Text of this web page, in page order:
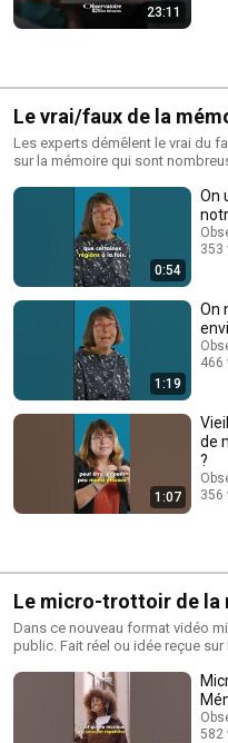
23:11
Le vrai/faux de la
Les experts démêlent le vrai du
sur la mémoire qui sont
0:54
On
353
1:19
On
466
1:07
de
?
356
Le micro-trottoir de la
Dans ce nouveau format vidéo
public. Fait réel ou idée reçue sur
vous...
582